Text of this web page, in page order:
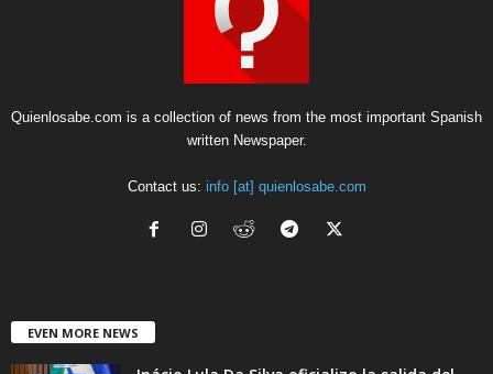
Quienlosabe.com is a collection of news from the most important Spanish
written Newspaper.
Contact us: info [at] quienlosabe.com
EVEN MORE NEWS